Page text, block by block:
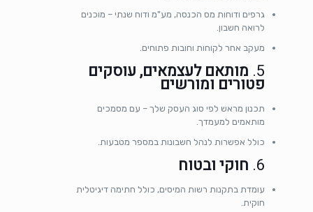
גרפים ודוחות מס הכנסה, מע"מ ודוח שנתי – מוכנים
לרואה חשבון.
מעקב אחר לקוחות וחובות פתוחים.
5. מותאם לעצמאים, עוסקים
פטורים ומורשים
תכנון מראש לפי סוג העסק שלך – עם מסמכים
מותאמים למעמדך.
כולל אפשרות לנהל חשבונות במספר מטבעות.
6. חוקי ובטוח
עומדת בתקנות רשות המיסים, כולל חתימה דיגיטלית
חוקית.